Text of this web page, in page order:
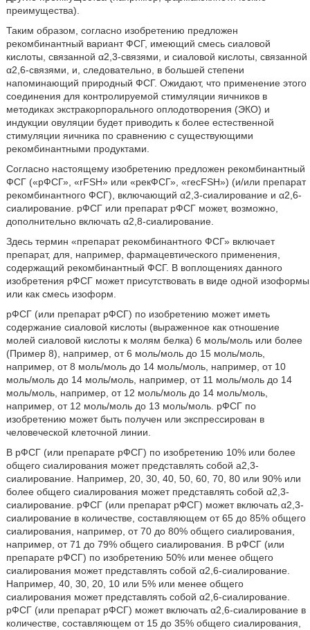
преимущества).
Таким образом, согласно изобретению предложен
рекомбинантный вариант ФСГ, имеющий смесь сиаловой
кислоты, связанной α2,3-связями, и сиаловой кислоты, связанной
α2,6-связями, и, следовательно, в большей степени
напоминающий природный ФСГ. Ожидают, что применение этого
соединения для контролируемой стимуляции яичников в
методиках экстракорпорального оплодотворения (ЭКО) и
индукции овуляции будет приводить к более естественной
стимуляции яичника по сравнению с существующими
рекомбинантными продуктами.
Согласно настоящему изобретению предложен рекомбинантный
ФСГ («рФСГ», «rFSH» или «рекФСГ», «recFSH») (и/или препарат
рекомбинантного ФСГ), включающий α2,3-сиалирование и α2,6-
сиалирование. рФСГ или препарат рФСГ может, возможно,
дополнительно включать α2,8-сиалирование.
Здесь термин «препарат рекомбинантного ФСГ» включает
препарат, для, например, фармацевтического применения,
содержащий рекомбинантный ФСГ. В воплощениях данного
изобретения рФСГ может присутствовать в виде одной изоформы
или как смесь изоформ.
рФСГ (или препарат рФСГ) по изобретению может иметь
содержание сиаловой кислоты (выраженное как отношение
молей сиаловой кислоты к молям белка) 6 моль/моль или более
(Пример 8), например, от 6 моль/моль до 15 моль/моль,
например, от 8 моль/моль до 14 моль/моль, например, от 10
моль/моль до 14 моль/моль, например, от 11 моль/моль до 14
моль/моль, например, от 12 моль/моль до 14 моль/моль,
например, от 12 моль/моль до 13 моль/моль. рФСГ по
изобретению может быть получен или экспрессирован в
человеческой клеточной линии.
В рФСГ (или препарате рФСГ) по изобретению 10% или более
общего сиалирования может представлять собой а2,3-
сиалирование. Например, 20, 30, 40, 50, 60, 70, 80 или 90% или
более общего сиалирования может представлять собой α2,3-
сиалирование. рФСГ (или препарат рФСГ) может включать α2,3-
сиалирование в количестве, составляющем от 65 до 85% общего
сиалирования, например, от 70 до 80% общего сиалирования,
например, от 71 до 79% общего сиалирования. В рФСГ (или
препарате рФСГ) по изобретению 50% или менее общего
сиалирования может представлять собой α2,6-сиалирование.
Например, 40, 30, 20, 10 или 5% или менее общего
сиалирования может представлять собой α2,6-сиалирование.
рФСГ (или препарат рФСГ) может включать α2,6-сиалирование в
количестве, составляющем от 15 до 35% общего сиалирования,